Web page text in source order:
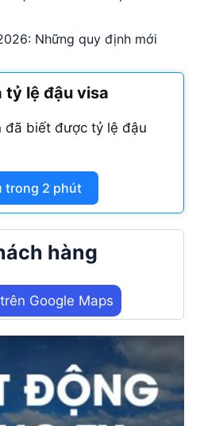
Những quy định mới
tỷ lệ đậu visa
đã biết được tỷ lệ đậu
trong 2 phút
hàng
Google Maps